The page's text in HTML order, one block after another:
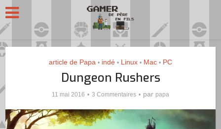
article de Papa • indé • Linux • Mac • PC
Dungeon Rushers
11 mai 2016 3 Commentaires par papa